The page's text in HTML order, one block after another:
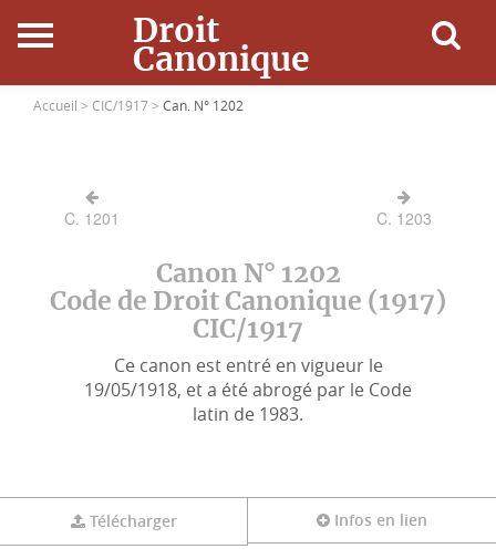
Droit
Canonique
Accueil
Ressources
Accueil > CIC/1917 > Can. N° 1202
C. 1201 C. 1203
Canon N° 1202
Code de Droit Canonique (1917)
CIC/1917
Ce canon est entré en vigueur le
19/05/1918, et a été abrogé par le Code
latin de 1983.
Télécharger Infos en lien